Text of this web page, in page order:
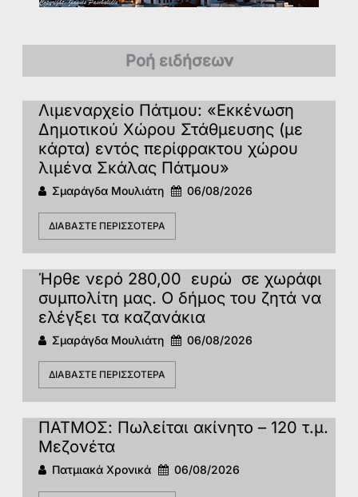
Ροή ειδήσεων
Λιμεναρχείο Πάτμου: «Εκκένωση
Δημοτικού Χώρου Στάθμευσης (με
κάρτα) εντός περίφρακτου χώρου
λιμένα Σκάλας Πάτμου»
Σμαράγδα Μουλιάτη 06/08/2026
ΔΙΑΒΆΣΤΕ ΠΕΡΙΣΣΌΤΕΡΑ
Ήρθε νερό 280,00 ευρώ σε χωράφι
συμπολίτη μας. Ο δήμος του ζητά να
ελέγξει τα καζανάκια
Σμαράγδα Μουλιάτη 06/08/2026
ΔΙΑΒΆΣΤΕ ΠΕΡΙΣΣΌΤΕΡΑ
ΠΑΤΜΟΣ: Πωλείται ακίνητο – 120 τ.μ.
Μεζονέτα
Πατμιακά Χρονικά 06/08/2026